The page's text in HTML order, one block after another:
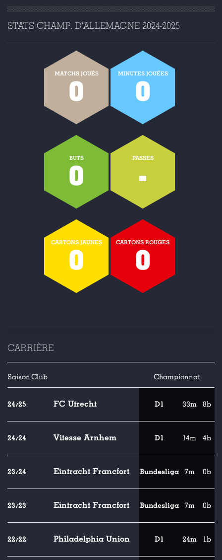
STATS CHAMP. D'ALLEMAGNE 2024-2025
MATCHS JOUÉS
0
MINUTES JOUÉES
0
BUTS
0
PASSES
-
CARTONS JAUNES
0
CARTONS ROUGES
0
CARRIÈRE
SaisonClub Championnat
24/25 FC Utrecht D1 33m 8b
24/24 Vitesse Arnhem D1 14m 4b
23/24 Eintracht Francfort Bundesliga 7m 0b
23/23 Eintracht Francfort Bundesliga 7m 0b
22/22 Philadelphia Union D1 24m 1b